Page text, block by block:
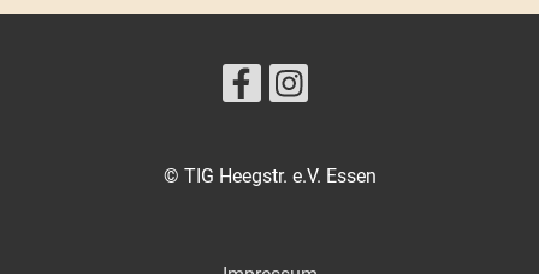
© TIG Heegstr. e.V. Essen